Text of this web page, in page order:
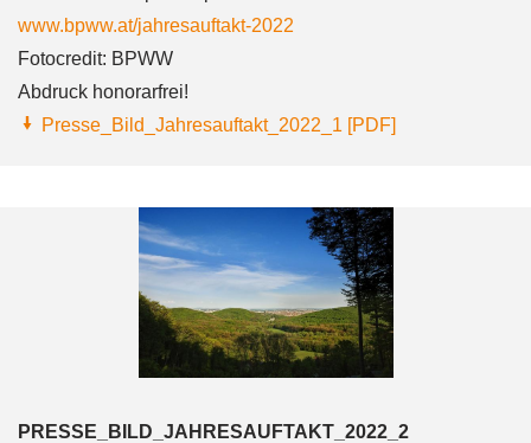
www.bpww.at/jahresauftakt-2022
Fotocredit: BPWW
Abdruck honorarfrei!
Presse_Bild_Jahresauftakt_2022_1 [PDF]
PRESSE_BILD_JAHRESAUFTAKT_2022_2